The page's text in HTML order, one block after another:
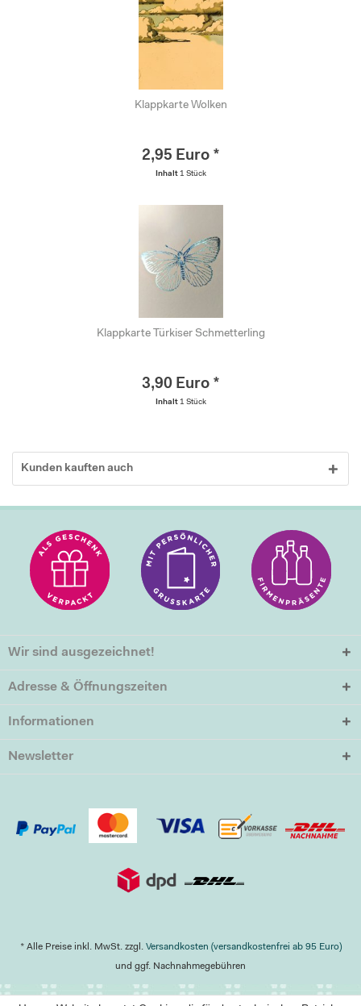
Klappkarte Wolken
2,95 Euro *
Inhalt 1 Stück
Klappkarte Türkiser Schmetterling
3,90 Euro *
Inhalt 1 Stück
Kunden kauften auch
Wir sind ausgezeichnet!
Adresse & Öffnungszeiten
Informationen
Newsletter
* Alle Preise inkl. MwSt. zzgl. Versandkosten (versandkostenfrei ab 95 Euro)
und ggf. Nachnahmegebühren